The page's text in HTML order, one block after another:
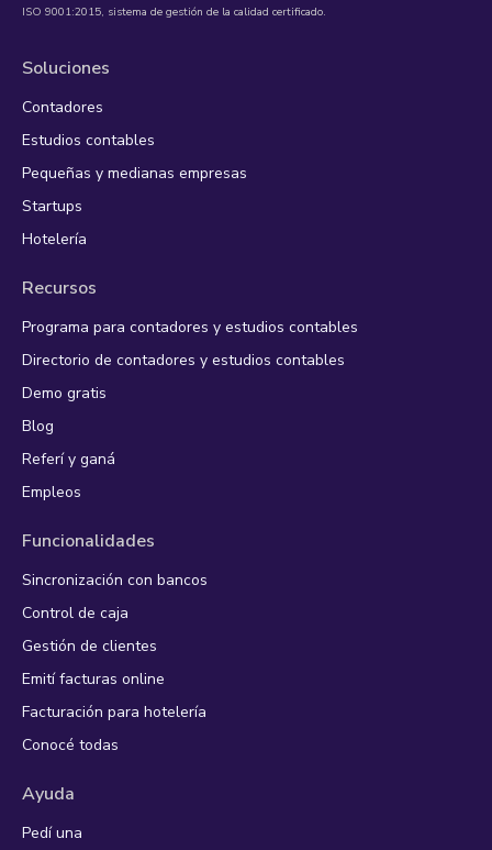
ISO 9001:2015, sistema de gestión de la calidad certificado.
Soluciones
Contadores
Estudios contables
Pequeñas y medianas empresas
Startups
Hotelería
Recursos
Programa para contadores y estudios contables
Directorio de contadores y estudios contables
Demo gratis
Blog
Referí y ganá
Empleos
Funcionalidades
Sincronización con bancos
Control de caja
Gestión de clientes
Emití facturas online
Facturación para hotelería
Conocé todas
Ayuda
Pedí una